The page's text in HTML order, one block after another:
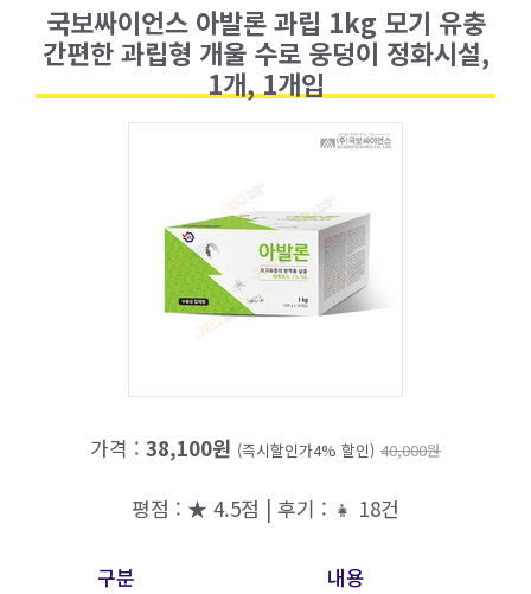
국보싸이언스 아발론 과립 1kg 모기 유충
간편한 과립형 개울 수로 웅덩이 정화시설,
1개, 1개입
가격 : 38,100원 (즉시할인가4% 할인) 40,000원
평점 : ★ 4.5점 | 후기 : 👧 18건
구분
내용